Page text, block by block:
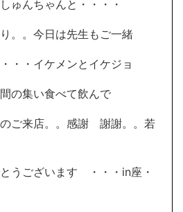
ゅんちゃんと・・・・
。。今日は先生もご一緒
・・イケメンとイケジョ
の集い食べて飲んで
ご来店。。感謝 謝謝。。若
ございます ・・・in座・